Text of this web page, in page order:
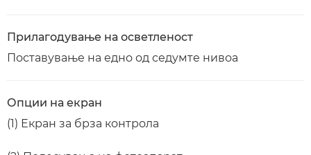
Прилагодување на осветленост
Поставување на едно од седумте нивоа
Опции на екран
(1) Екран за брза контрола